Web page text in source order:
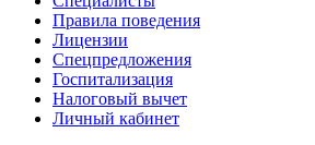
Правила поведения
Лицензии
Спецпредложения
Госпитализация
Налоговый вычет
Личный кабинет